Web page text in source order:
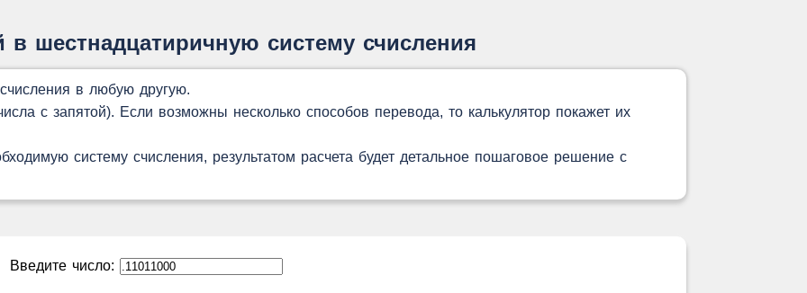
в шестнадцатиричную систему счисления
в любую другую.
с запятой). Если возможны несколько способов перевода, то калькулятор покажет их
систему счисления, результатом расчета будет детальное пошаговое решение с
Введите число: